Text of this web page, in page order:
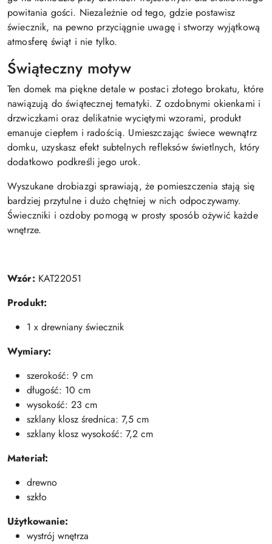
powitania gości. Niezależnie od tego, gdzie postawisz
świecznik, na pewno przyciągnie uwagę i stworzy wyjątkową
atmosferę świąt i nie tylko.
Świąteczny motyw
Ten domek ma piękne detale w postaci złotego brokatu, które
nawiązują do świątecznej tematyki. Z ozdobnymi okienkami i
drzwiczkami oraz delikatnie wyciętymi wzorami, produkt
emanuje ciepłem i radością. Umieszczając świece wewnątrz
domku, uzyskasz efekt subtelnych refleksów świetlnych, który
dodatkowo podkreśli jego urok.
Wyszukane drobiazgi sprawiają, że pomieszczenia stają się
bardziej przytulne i dużo chętniej w nich odpoczywamy.
Świeczniki i ozdoby pomogą w prosty sposób ożywić każde
wnętrze.
Wzór: KAT22051
Produkt:
1 x drewniany świecznik
Wymiary:
szerokość: 9 cm
długość: 10 cm
wysokość: 23 cm
szklany klosz średnica: 7,5 cm
szklany klosz wysokość: 7,2 cm
Materiał:
drewno
szkło
Użytkowanie:
wystrój wnętrza